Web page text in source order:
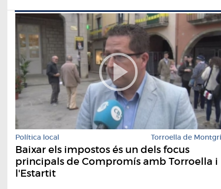
Política local Torroella de Montgrí
Baixar els impostos és un dels focus
principals de Compromís amb Torroella i
l'Estartit